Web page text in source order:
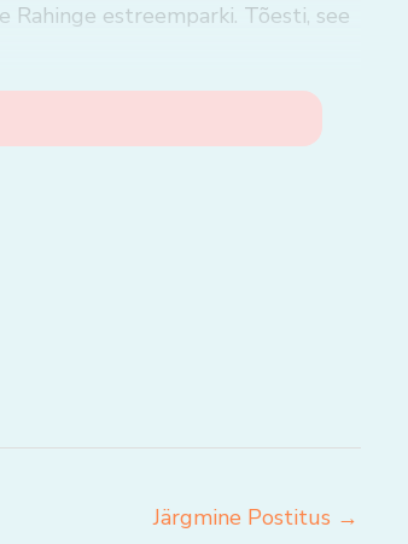
Rahinge estreemparki. Tõesti, see
Järgmine Postitus →